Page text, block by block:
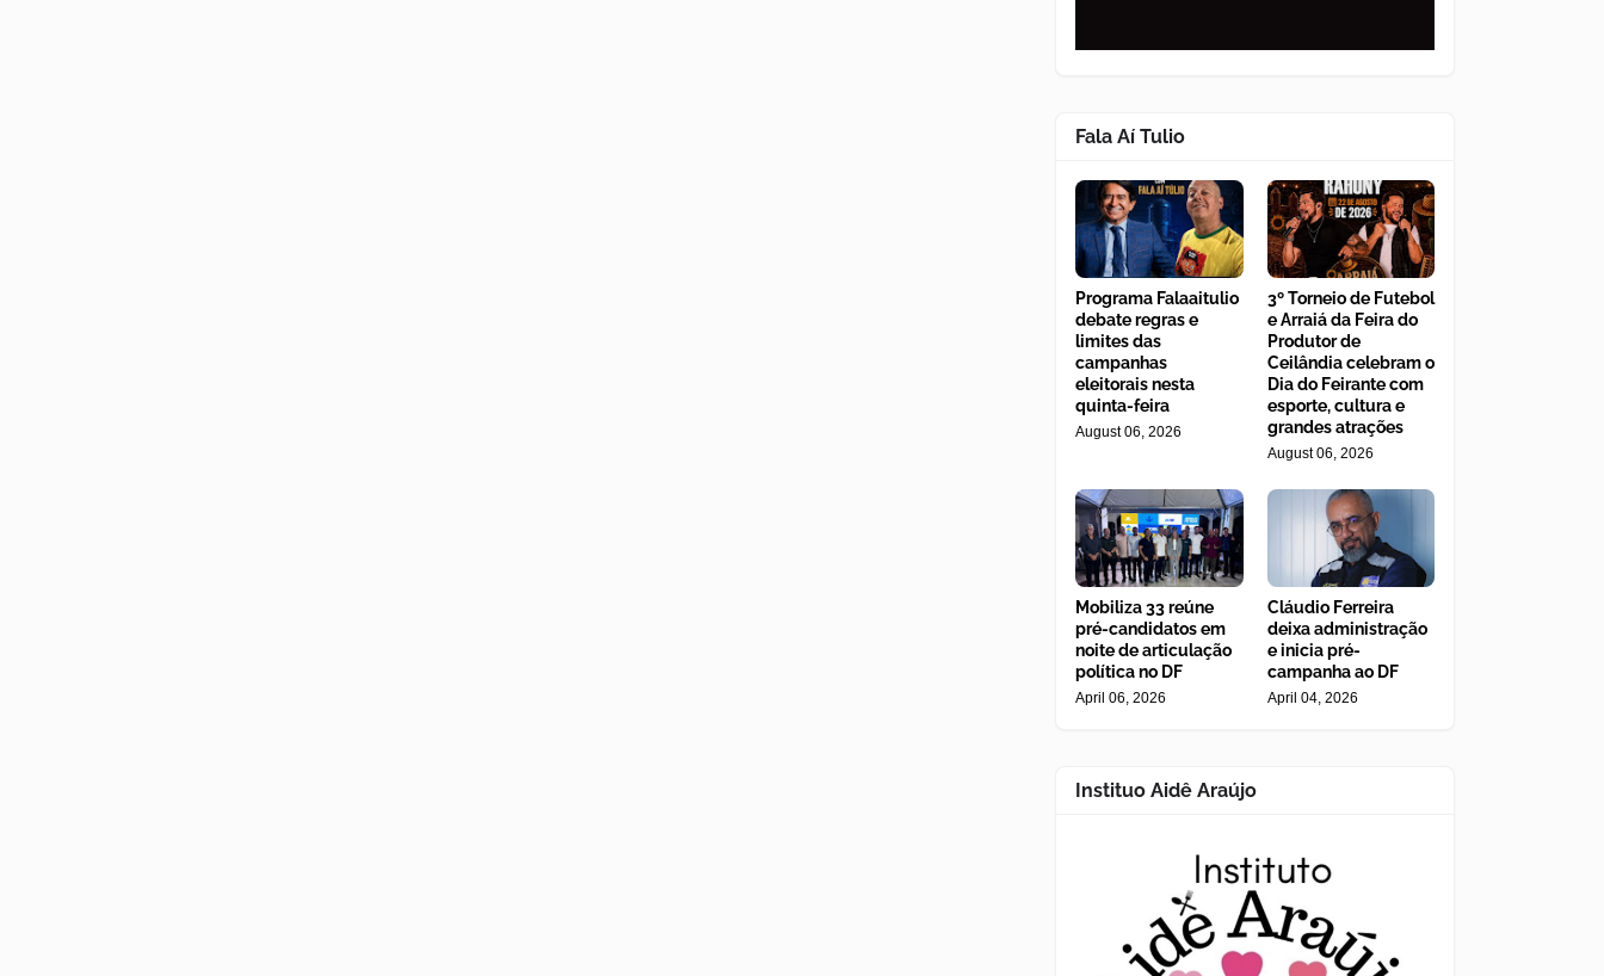
Fala Aí Tulio
Programa Falaaitulio
debate regras e
limites das
campanhas
eleitorais nesta
quinta-feira
August 06, 2026
3º Torneio de Futebol
e Arraiá da Feira do
Produtor de
Ceilândia celebram o
Dia do Feirante com
esporte, cultura e
grandes atrações
August 06, 2026
Mobiliza 33 reúne
pré-candidatos em
noite de articulação
política no DF
April 06, 2026
Cláudio Ferreira
deixa administração
e inicia pré-
campanha ao DF
April 04, 2026
Instituo Aidê Araújo